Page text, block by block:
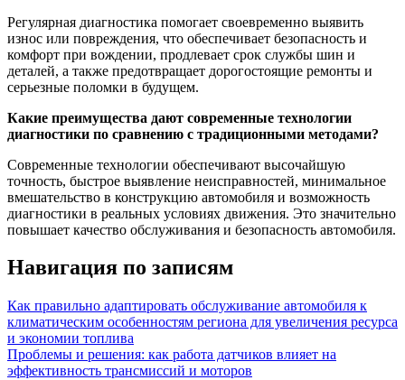
Регулярная диагностика помогает своевременно выявить
износ или повреждения, что обеспечивает безопасность и
комфорт при вождении, продлевает срок службы шин и
деталей, а также предотвращает дорогостоящие ремонты и
серьезные поломки в будущем.
Какие преимущества дают современные технологии
диагностики по сравнению с традиционными методами?
Современные технологии обеспечивают высочайшую
точность, быстрое выявление неисправностей, минимальное
вмешательство в конструкцию автомобиля и возможность
диагностики в реальных условиях движения. Это значительно
повышает качество обслуживания и безопасность автомобиля.
Навигация по записям
Как правильно адаптировать обслуживание автомобиля к
климатическим особенностям региона для увеличения ресурса
и экономии топлива
Проблемы и решения: как работа датчиков влияет на
эффективность трансмиссий и моторов